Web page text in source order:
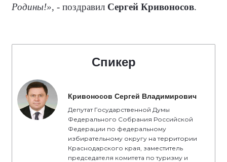
Родины!», - поздравил Сергей Кривоносов.
Спикер
Кривоносов Сергей Владимирович
Депутат Государственной Думы
Федерального Собрания Российской
Федерации по федеральному
избирательному округу на территории
Краснодарского края, заместитель
председателя комитета по туризму и